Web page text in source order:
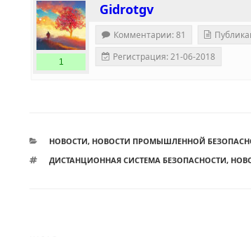
Gidrotgv
1
Комментарии: 81
Регистрация: 21-06-2018
РУБРИКИ
НОВОСТИ, НОВОСТИ ПРОМЫШЛЕННОЙ
МЕТКИ
ДИСТАНЦИОННАЯ СИСТЕМА БЕЗОПАСНОСТИ,
Навигация